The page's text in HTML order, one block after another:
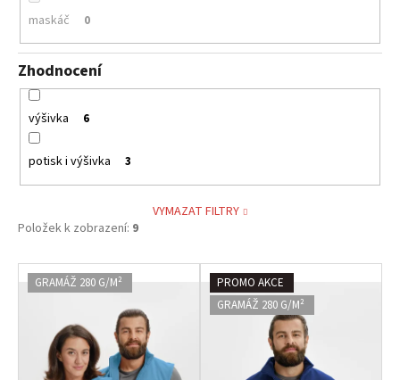
maskáč 0
Zhodnocení
výšivka 6
potisk i výšivka 3
VYMAZAT FILTRY
Položek k zobrazení: 9
V
ý GRAMÁŽ 280 G/M²
PROMO AKCE
GRAMÁŽ 280 G/M²